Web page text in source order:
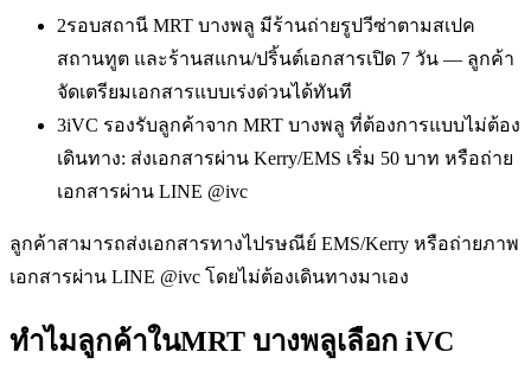
2รอบสถานี MRT บางพลู มีร้านถ่ายรูปวีซ่าตามสเปค
สถานทูต และร้านสแกน/ปริ้นต์เอกสารเปิด 7 วัน — ลูกค้า
จัดเตรียมเอกสารแบบเร่งด่วนได้ทันที
3iVC รองรับลูกค้าจาก MRT บางพลู ที่ต้องการแบบไม่ต้อง
เดินทาง: ส่งเอกสารผ่าน Kerry/EMS เริ่ม 50 บาท หรือถ่าย
เอกสารผ่าน LINE @ivc
ลูกค้าสามารถส่งเอกสารทางไปรษณีย์ EMS/Kerry หรือถ่ายภาพ
เอกสารผ่าน LINE @ivc โดยไม่ต้องเดินทางมาเอง
ทำไมลูกค้าในMRT บางพลูเลือก iVC